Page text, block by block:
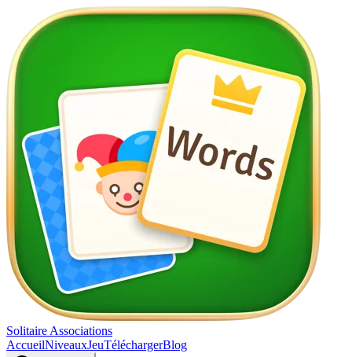
Solitaire Associations
AccueilNiveauxJeuTéléchargerBlog